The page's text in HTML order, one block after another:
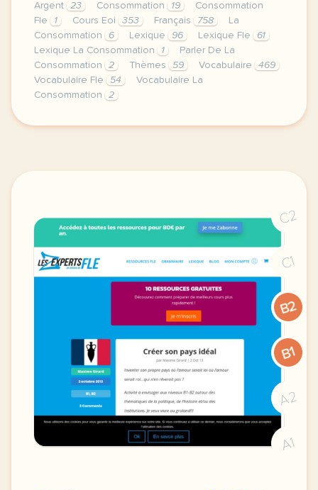
Argent 23 Consommation 19
Consommation
Fle
1 Cours Eoi 353 Français 758
La
Consommation
6 Lexique 96 Lexique Fle
61
Lexique La Consommation
1
Parler De La
Consommation
2 Thèmes 59 Vocabulaire
469
Vocabulaire Fle
54
Vocabulaire La
Consommation
2
image pixabay comje vous laisse ici un petit
C2
C1
B2
B1
A2
A1